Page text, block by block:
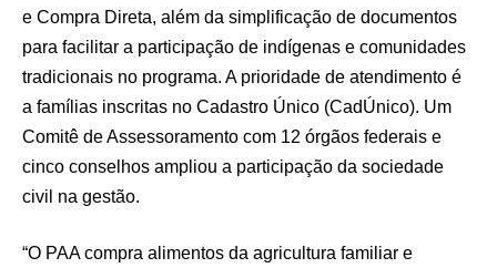
e Compra Direta, além da simplificação de documentos
para facilitar a participação de indígenas e comunidades
tradicionais no programa. A prioridade de atendimento é
a famílias inscritas no Cadastro Único (CadÚnico). Um
Comitê de Assessoramento com 12 órgãos federais e
cinco conselhos ampliou a participação da sociedade
civil na gestão.
“O PAA compra alimentos da agricultura familiar e